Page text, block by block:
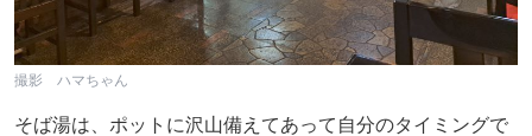
撮影 ハマちゃん
そば湯は、ポットに沢山備えてあって自分のタイミングで